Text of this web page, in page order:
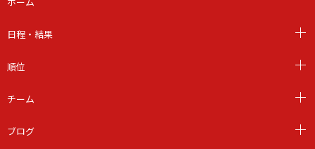
日程・結果
順位
チーム
ブログ